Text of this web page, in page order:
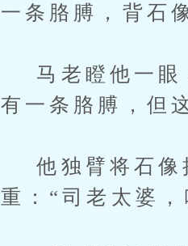
一条胳膊，背石
马老瞪他一眼
有一条胳膊，但
他独臂将石像
重：“司老太婆，